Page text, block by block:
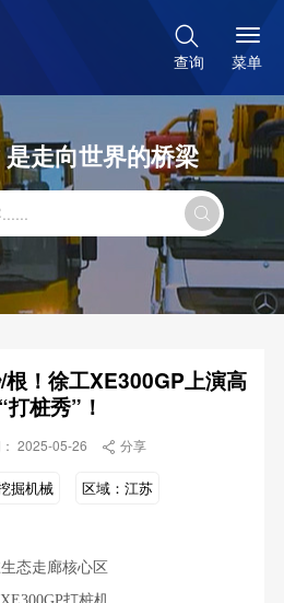

查询 菜单
走向世界的桥梁

根！徐工XE300GP上演高
打桩秀”！
2025-05-26  分享
掘机械 区域： 江苏
态走廊核心区